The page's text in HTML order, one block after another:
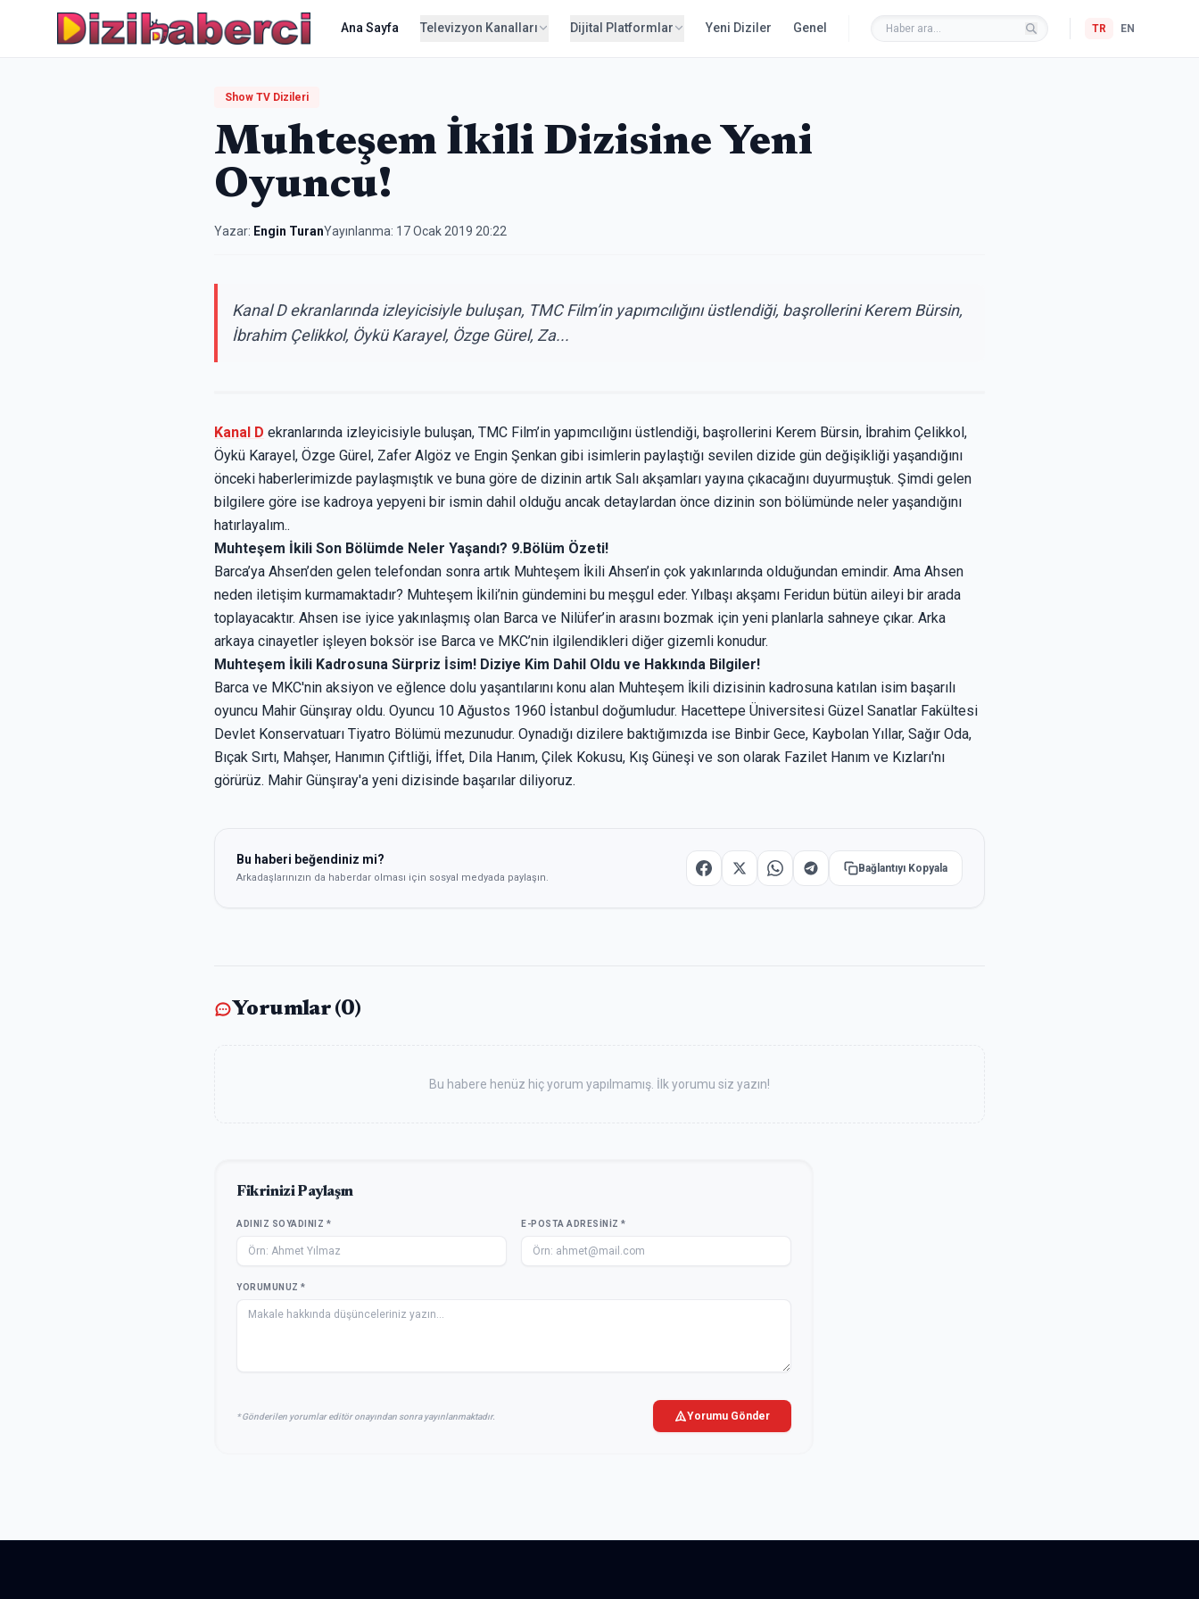
Ana Sayfa Televizyon Kanalları Dijital Platformlar Yeni Diziler Genel TR EN
Show TV Dizileri
Muhteşem İkili Dizisine Yeni
Oyuncu!
Yazar: Engin TuranYayınlanma: 17 Ocak 2019 20:22
Kanal D ekranlarında izleyicisiyle buluşan, TMC Film’in yapımcılığını üstlendiği, başrollerini Kerem Bürsin,
İbrahim Çelikkol, Öykü Karayel, Özge Gürel, Za...
Kanal D ekranlarında izleyicisiyle buluşan, TMC Film’in yapımcılığını üstlendiği, başrollerini Kerem Bürsin, İbrahim Çelikkol,
Öykü Karayel, Özge Gürel, Zafer Algöz ve Engin Şenkan gibi isimlerin paylaştığı sevilen dizide gün değişikliği yaşandığını
önceki haberlerimizde paylaşmıştık ve buna göre de dizinin artık Salı akşamları yayına çıkacağını duyurmuştuk. Şimdi gelen
bilgilere göre ise kadroya yepyeni bir ismin dahil olduğu ancak detaylardan önce dizinin son bölümünde neler yaşandığını
hatırlayalım..
Muhteşem İkili Son Bölümde Neler Yaşandı? 9.Bölüm Özeti!
Barca’ya Ahsen’den gelen telefondan sonra artık Muhteşem İkili Ahsen’in çok yakınlarında olduğundan emindir. Ama Ahsen
neden iletişim kurmamaktadır? Muhteşem İkili’nin gündemini bu meşgul eder. Yılbaşı akşamı Feridun bütün aileyi bir arada
toplayacaktır. Ahsen ise iyice yakınlaşmış olan Barca ve Nilüfer’in arasını bozmak için yeni planlarla sahneye çıkar. Arka
arkaya cinayetler işleyen boksör ise Barca ve MKC’nin ilgilendikleri diğer gizemli konudur.
Muhteşem İkili Kadrosuna Sürpriz İsim! Diziye Kim Dahil Oldu ve Hakkında Bilgiler!
Barca ve MKC'nin aksiyon ve eğlence dolu yaşantılarını konu alan Muhteşem İkili dizisinin kadrosuna katılan isim başarılı
oyuncu Mahir Günşıray oldu. Oyuncu 10 Ağustos 1960 İstanbul doğumludur. Hacettepe Üniversitesi Güzel Sanatlar Fakültesi
Devlet Konservatuarı Tiyatro Bölümü mezunudur. Oynadığı dizilere baktığımızda ise Binbir Gece, Kaybolan Yıllar, Sağır Oda,
Bıçak Sırtı, Mahşer, Hanımın Çiftliği, İffet, Dila Hanım, Çilek Kokusu, Kış Güneşi ve son olarak Fazilet Hanım ve Kızları'nı
görürüz. Mahir Günşıray'a yeni dizisinde başarılar diliyoruz.
Bu haberi beğendiniz mi?
Arkadaşlarınızın da haberdar olması için sosyal medyada paylaşın.
Bağlantıyı Kopyala
Yorumlar (0)
Bu habere henüz hiç yorum yapılmamış. İlk yorumu siz yazın!
Fikrinizi Paylaşın
ADINIZ SOYADINIZ * E-POSTA ADRESINIZ *
YORUMUNUZ *
* Gönderilen yorumlar editör onayından sonra yayınlanmaktadır. Yorumu Gönder